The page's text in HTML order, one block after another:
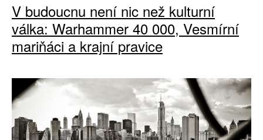
V budoucnu není nic než kulturní
válka: Warhammer 40 000, Vesmírní
mariňáci a krajní pravice